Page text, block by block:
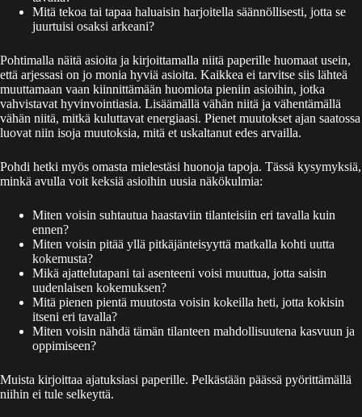
Mitä tekoa tai tapaa haluaisin harjoitella säännöllisesti, jotta se
juurtuisi osaksi arkeani?
Pohtimalla näitä asioita ja kirjoittamalla niitä paperille huomaat usein,
että arjessasi on jo monia hyviä asioita. Kaikkea ei tarvitse siis lähteä
muuttamaan vaan kiinnittämään huomiota pieniin asioihin, jotka
vahvistavat hyvinvointiasia. Lisäämällä vähän niitä ja vähentämällä
vähän niitä, mitkä kuluttavat energiaasi. Pienet muutokset ajan saatossa
luovat niin isoja muutoksia, mitä et uskaltanut edes arvailla.
Pohdi hetki myös omasta mielestäsi huonoja tapoja. Tässä kysymyksiä,
minkä avulla voit keksiä asioihin uusia näkökulmia:
Miten voisin suhtautua haastaviin tilanteisiin eri tavalla kuin
ennen?
Miten voisin pitää yllä pitkäjänteisyyttä matkalla kohti uutta
kokemusta?
Mikä ajattelutapani tai asenteeni voisi muuttua, jotta saisin
uudenlaisen kokemuksen?
Mitä pienen pientä muutosta voisin kokeilla heti, jotta kokisin
itseni eri tavalla?
Miten voisin nähdä tämän tilanteen mahdollisuutena kasvuun ja
oppimiseen?
Muista kirjoittaa ajatuksiasi paperille. Pelkästään päässä pyörittämällä
niihin ei tule selkeyttä.